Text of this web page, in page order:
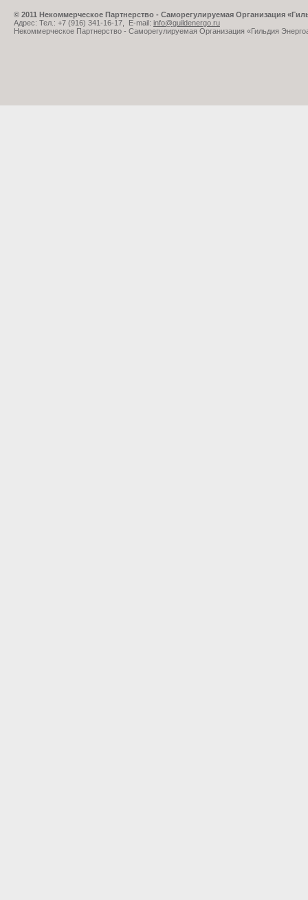
© 2011 Некоммерческое Партнерство - Саморегулируемая Организация
Адрес: Тел.: +7 (916) 341-16-17, E-mail: info@guildenergo.ru
Некоммерческое Партнерство - Саморегулируемая Организация «Гильдия